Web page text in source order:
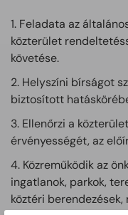
1. Feladata az
közterület
követése.
2. Helyszíni bírságot
biztosított
3. Ellenőrzi a
érvényességét, az
4. Közreműködik az
ingatlanok, parkok,
köztéri